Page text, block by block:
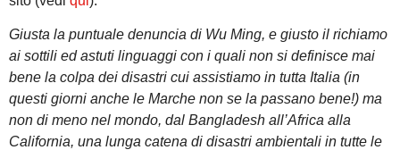
Giusta la puntuale denuncia di Wu Ming, e giusto il richiamo
ai sottili ed astuti linguaggi con i quali non si definisce mai
bene la colpa dei disastri cui assistiamo in tutta Italia (in
questi giorni anche le Marche non se la passano bene!) ma
non di meno nel mondo, dal Bangladesh all’Africa alla
California, una lunga catena di disastri ambientali in tutte le